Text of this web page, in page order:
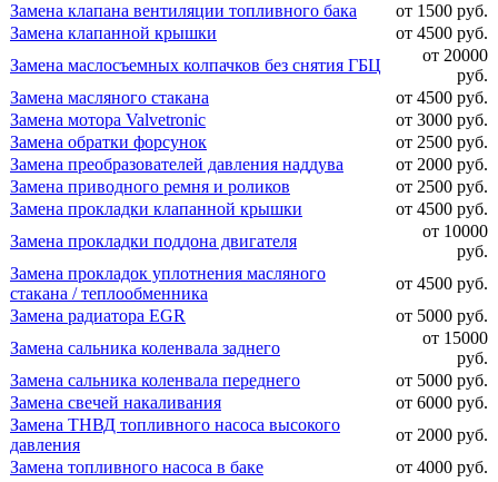
Замена клапана вентиляции топливного бака
от 1500 руб.
Замена клапанной крышки
от 4500 руб.
Замена маслосъемных колпачков без снятия ГБЦ
от 20000
руб.
Замена масляного стакана
от 4500 руб.
Замена мотора Valvetronic
от 3000 руб.
Замена обратки форсунок
от 2500 руб.
Замена преобразователей давления наддува
от 2000 руб.
Замена приводного ремня и роликов
от 2500 руб.
Замена прокладки клапанной крышки
от 4500 руб.
Замена прокладки поддона двигателя
от 10000
руб.
Замена прокладок уплотнения масляного
стакана / теплообменника
от 4500 руб.
Замена радиатора EGR
от 5000 руб.
Замена сальника коленвала заднего
от 15000
руб.
Замена сальника коленвала переднего
от 5000 руб.
Замена свечей накаливания
от 6000 руб.
Замена ТНВД топливного насоса высокого
давления
от 2000 руб.
Замена топливного насоса в баке
от 4000 руб.